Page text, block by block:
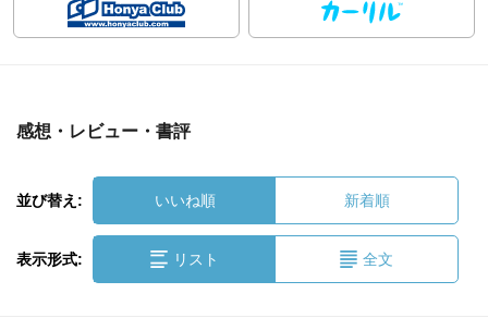
感想・レビュー・書評
並び替え: いいね順 新着順
表示形式: リスト 全文